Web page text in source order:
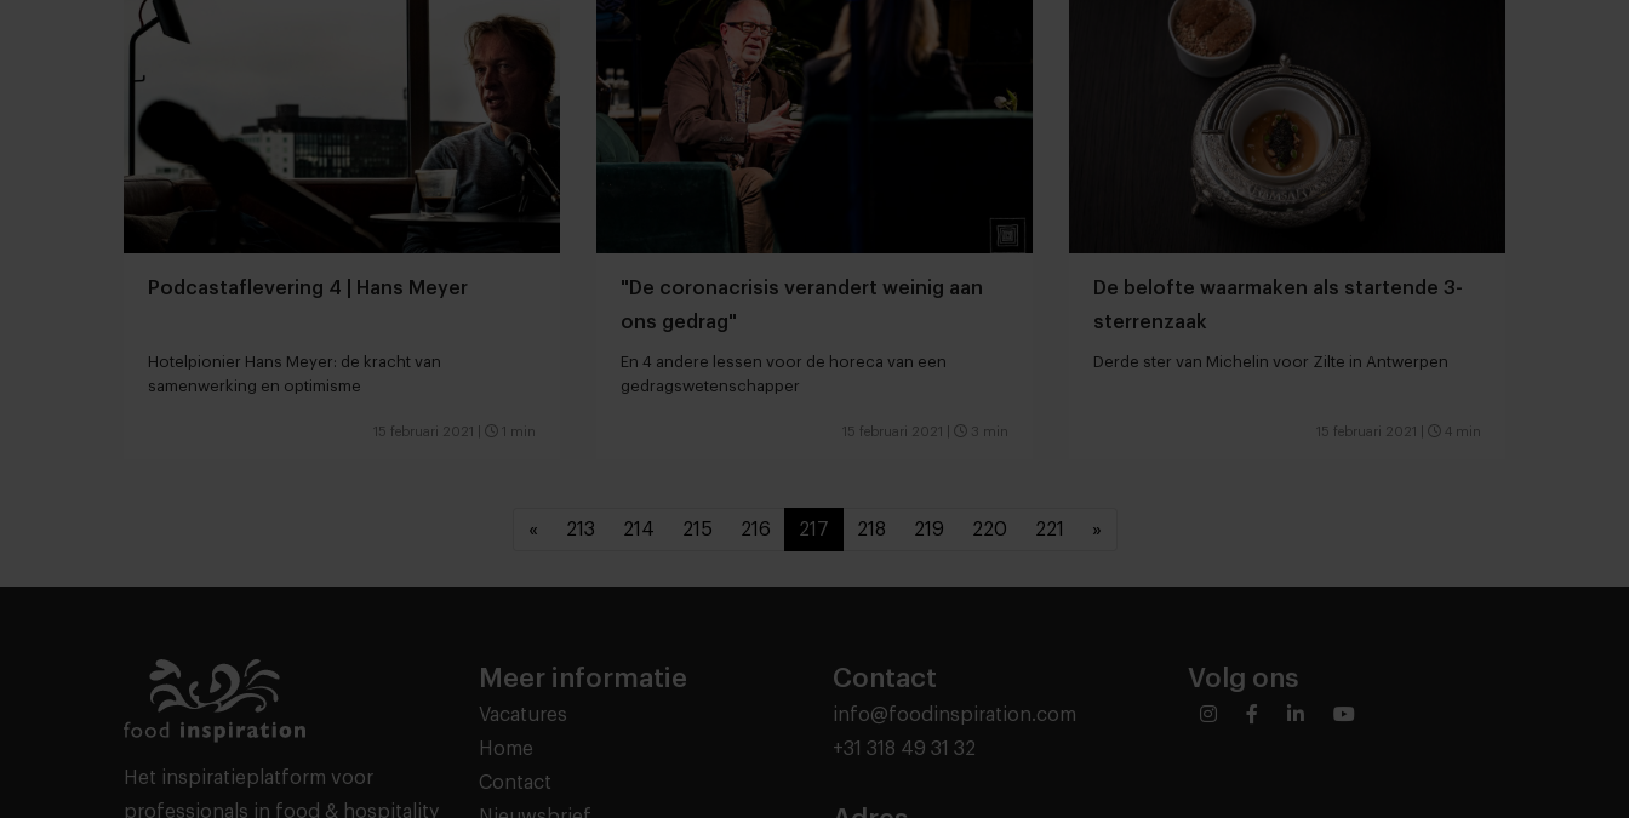
Podcastaflevering 4 | Hans Meyer
Hotelpionier Hans Meyer: de kracht van
samenwerking en optimisme
15 februari 2021 1 min
"De coronacrisis verandert weinig aan
ons gedrag"
En 4 andere lessen voor de horeca van een
gedragswetenschapper
15 februari 2021 3 min
De belofte waarmaken als startende 3-
sterrenzaak
Derde ster van Michelin voor Zilte in Antwerpen
15 februari 2021 4 min
« 213 214 215 216 217 218 219 220 221 »
Het inspiratieplatform voor
professionals in food & hospitality
Meer informatie
Vacatures
Home
Contact
Contact
info@foodinspiration.com
+31 318 49 31 32
Volg ons